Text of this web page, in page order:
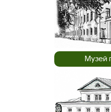
Музей